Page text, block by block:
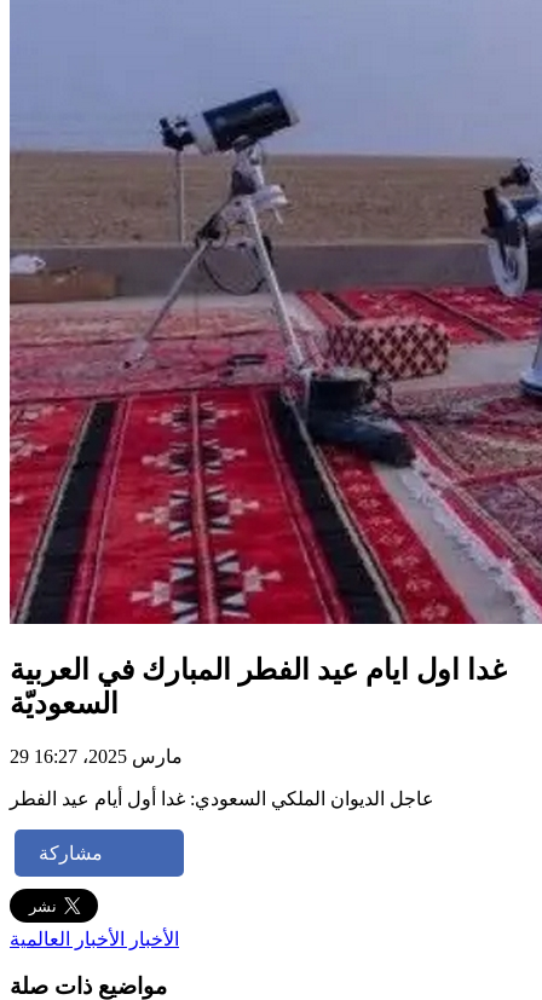
غدا اول ايام عيد الفطر المبارك في العربية
السعوديّة
29 مارس 2025، 16:27
عاجل الديوان الملكي السعودي: غدا أول أيام عيد الفطر
مشاركة
الأخبار الأخبار العالمية
مواضيع ذات صلة